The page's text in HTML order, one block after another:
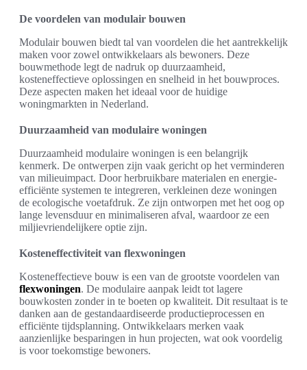
De voordelen van modulair bouwen
Modulair bouwen biedt tal van voordelen die het aantrekkelijk
maken voor zowel ontwikkelaars als bewoners. Deze
bouwmethode legt de nadruk op duurzaamheid,
kosteneffectieve oplossingen en snelheid in het bouwproces.
Deze aspecten maken het ideaal voor de huidige
woningmarkten in Nederland.
Duurzaamheid van modulaire woningen
Duurzaamheid modulaire woningen is een belangrijk
kenmerk. De ontwerpen zijn vaak gericht op het verminderen
van milieuimpact. Door herbruikbare materialen en energie-
efficiënte systemen te integreren, verkleinen deze woningen
de ecologische voetafdruk. Ze zijn ontworpen met het oog op
lange levensduur en minimaliseren afval, waardoor ze een
miljievriendelijkere optie zijn.
Kosteneffectiviteit van flexwoningen
Kosteneffectieve bouw is een van de grootste voordelen van
flexwoningen. De modulaire aanpak leidt tot lagere
bouwkosten zonder in te boeten op kwaliteit. Dit resultaat is te
danken aan de gestandaardiseerde productieprocessen en
efficiënte tijdsplanning. Ontwikkelaars merken vaak
aanzienlijke besparingen in hun projecten, wat ook voordelig
is voor toekomstige bewoners.